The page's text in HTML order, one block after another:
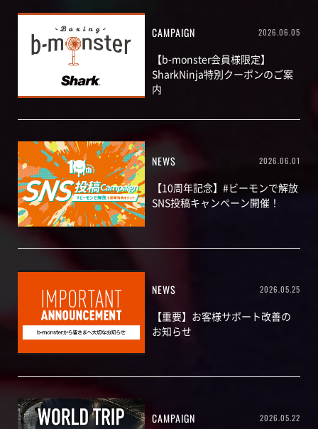
CAMPAIGN 2026.06.05
【b-monster会員様限定】
SharkNinja特別クーポンのご案
内
NEWS 2026.06.01
【10周年記念】#ビーモンで解放
SNS投稿キャンペーン開催！
NEWS 2026.05.25
【重要】お客様サポート改善の
お知らせ
CAMPAIGN 2026.05.22